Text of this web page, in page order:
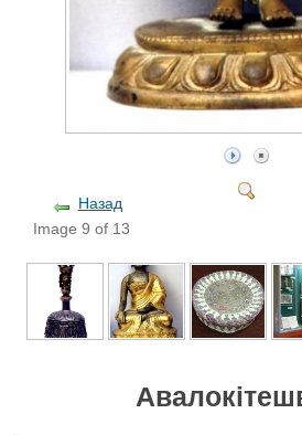
Назад
Image 9 of 13